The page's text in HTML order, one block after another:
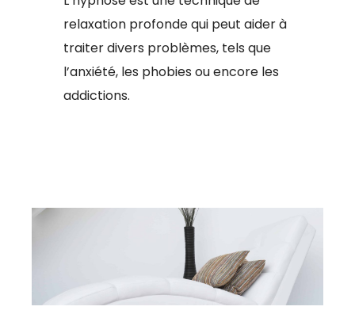
relaxation profonde qui peut aider à
traiter divers problèmes, tels que
l’anxiété, les phobies ou encore les
addictions.